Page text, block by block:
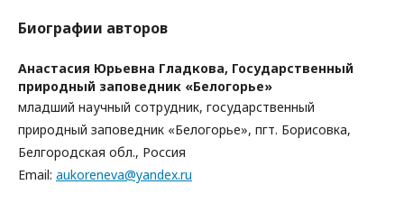
Биографии авторов
Анастасия Юрьевна Гладкова, Государственный
природный заповедник «Белогорье»
младший научный сотрудник, государственный
природный заповедник «Белогорье», пгт. Борисовка,
Белгородская обл., Россия
Email: aukoreneva@yandex.ru